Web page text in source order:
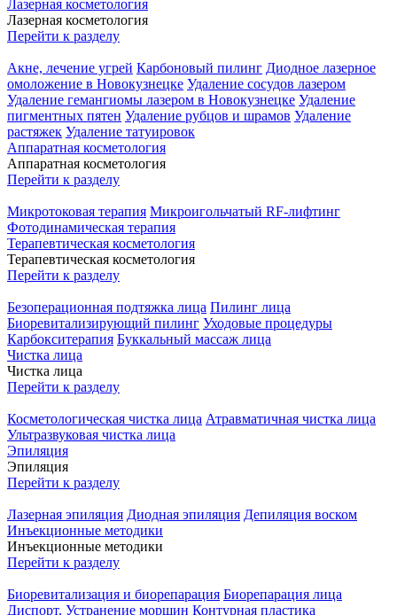
Лазерная косметология
Лазерная косметология
Перейти к разделу
Акне, лечение угрей Карбоновый пилинг Диодное лазерное
омоложение в Новокузнецке Удаление сосудов лазером
Удаление гемангиомы лазером в Новокузнецке Удаление
пигментных пятен Удаление рубцов и шрамов Удаление
растяжек Удаление татуировок
Аппаратная косметология
Аппаратная косметология
Перейти к разделу
Микротоковая терапия Микроигольчатый RF-лифтинг
Фотодинамическая терапия
Терапевтическая косметология
Терапевтическая косметология
Перейти к разделу
Безоперационная подтяжка лица Пилинг лица
Биоревитализирующий пилинг Уходовые процедуры
Карбокситерапия Буккальный массаж лица
Чистка лица
Чистка лица
Перейти к разделу
Косметологическая чистка лица Атравматичная чистка лица
Ультразвуковая чистка лица
Эпиляция
Эпиляция
Перейти к разделу
Лазерная эпиляция Диодная эпиляция Депиляция воском
Инъекционные методики
Инъекционные методики
Перейти к разделу
Биоревитализация и биорепарация Биорепарация лица
Диспорт. Устранение морщин Контурная пластика